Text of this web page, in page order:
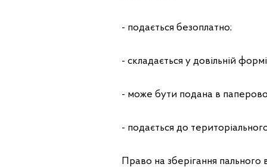
- подається безоплатно;
- складається у довільній
- може бути подана в
- подається до
Право на зберігання пального